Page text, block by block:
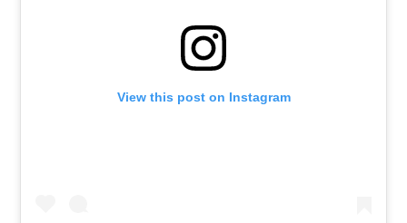
View this post on Instagram